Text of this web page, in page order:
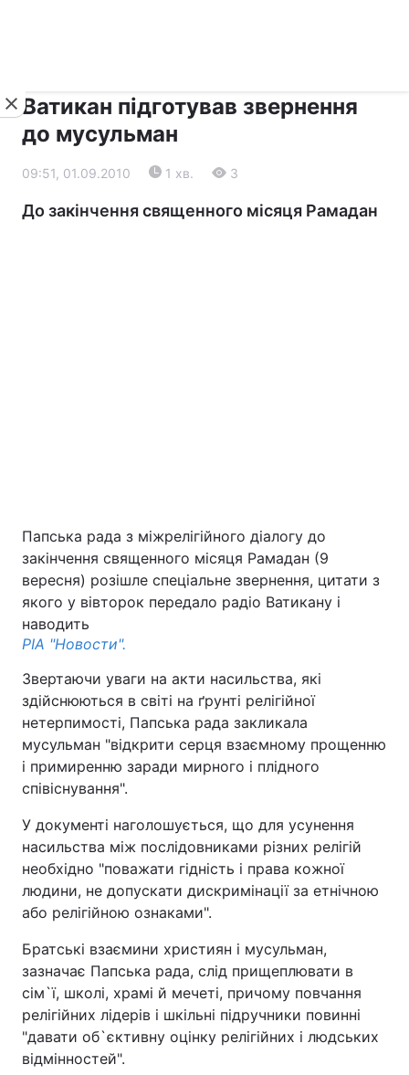
Головна Війна
Україна
Економіка Світ
Екологія
Київ Львів
Дніпро Харків
Одеса
Спорт Наука
Техно і зв'язок
Ватикан підготував звернення
до мусульман
09:51, 01.09.2010 1 хв. 3
До закінчення священного місяця Рамадан
Папська рада з міжрелігійного діалогу до
закінчення священного місяця Рамадан (9
вересня) розішле спеціальне звернення, цитати з
якого у вівторок передало радіо Ватикану і
наводить
РІА "Новости".
Звертаючи уваги на акти насильства, які
здійснюються в світі на ґрунті релігійної
нетерпимості, Папська рада закликала
мусульман "відкрити серця взаємному прощенню
і примиренню заради мирного і плідного
співіснування".
У документі наголошується, що для усунення
насильства між послідовниками різних релігій
необхідно "поважати гідність і права кожної
людини, не допускати дискримінації за етнічною
або релігійною ознаками".
Братські взаємини християн і мусульман,
зазначає Папська рада, слід прищеплювати в
сім`ї, школі, храмі й мечеті, причому повчання
релігійних лідерів і шкільні підручники повинні
"давати об`єктивну оцінку релігійних і людських
відмінностей".